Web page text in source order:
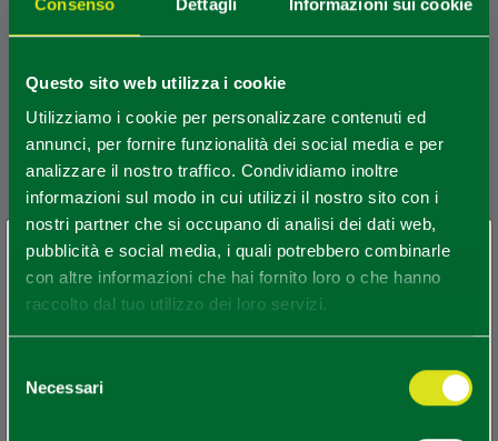
Questo sito web utilizza i cookie
Utilizziamo i cookie per personalizzare contenuti ed
annunci, per fornire funzionalità dei social media e per
analizzare il nostro traffico. Condividiamo inoltre
informazioni sul modo in cui utilizzi il nostro sito con i
nostri partner che si occupano di analisi dei dati web,
pubblicità e social media, i quali potrebbero combinarle
con altre informazioni che hai fornito loro o che hanno
raccolto dal tuo utilizzo dei loro servizi.
delNecessari
11
Leaflet | OpenStreetMap CARTO
×
Sei arrivato in ritardo...